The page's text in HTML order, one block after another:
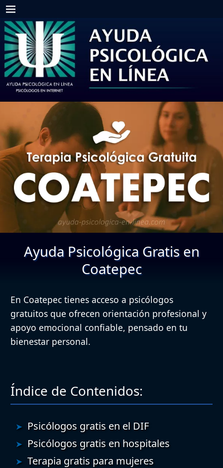
Ayuda Psicológica Gratis en
Coatepec
En Coatepec tienes acceso a psicólogos
gratuitos que ofrecen orientación profesional y
apoyo emocional confiable, pensado en tu
bienestar personal.
Índice de Contenidos:
Psicólogos gratis en el DIF
Psicólogos gratis en hospitales
Terapia gratis para mujeres